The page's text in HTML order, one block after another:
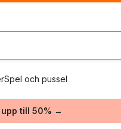
Spel och pussel
till 50% →